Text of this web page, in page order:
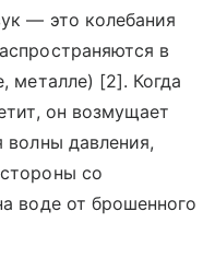
— это колебания
в
металле) [2]. Когда
он возмущает
волны давления,
со
воде от брошенного